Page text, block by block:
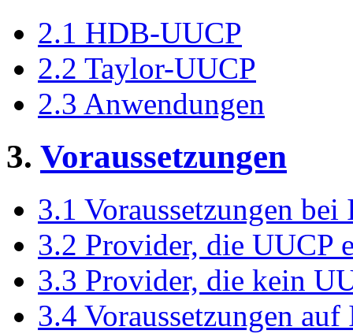
2.1 HDB-UUCP
2.2 Taylor-UUCP
2.3 Anwendungen
3. Voraussetzungen
3.1 Voraussetzungen
3.2 Provider, die UUCP
3.3 Provider, die kein
3.4 Voraussetzungen auf